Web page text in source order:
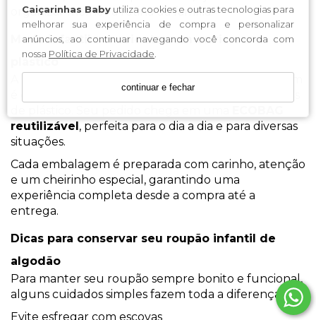
Caiçarinhas Baby utiliza cookies e outras tecnologias para
melhorar sua experiência de compra e personalizar
anúncios, ao continuar navegando você concorda com
nossa Política de Privacidade.
continuar e fechar
organizar melhor a rotina da família.
Moda infantil consciente com envio sem
plástico
reutilizável , perfeita para o dia a dia e para diversas
situações.
Cada embalagem é preparada com carinho, atenção
e um cheirinho especial, garantindo uma
experiência completa desde a compra até a
entrega.
Dicas para conservar seu roupão infantil de
algodão
Para manter seu roupão sempre bonito e funcional,
alguns cuidados simples fazem toda a diferença:
Evite esfregar com escovas